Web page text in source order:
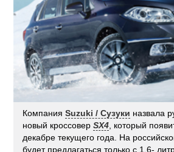
КомпанияSuzuki / Сузуки назвала
новый кроссоверSX4 , который
декабре текущего года. На
будет предлагаться только с 1,6-